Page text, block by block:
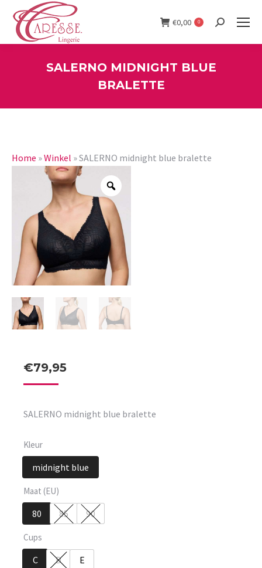
€0,00 0 Search:
SALERNO MIDNIGHT BLUE
BRALETTE
Home »Winkel »SALERNO midnight blue bralette
€79,95
SALERNO midnight blue bralette
Kleur
midnight blue
Maat (EU)
80 85 90
Cups
C D E